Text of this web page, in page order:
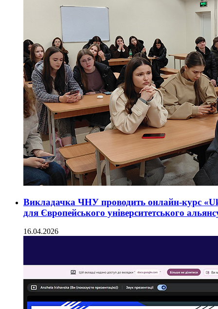
Викладачка ЧНУ проводить онлайн-курс
для Європейського університетського
16.04.2026